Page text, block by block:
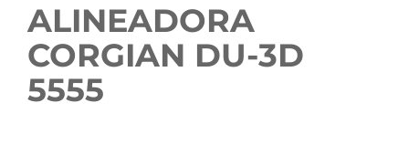
ALINEADORA
CORGIAN DU-3D
5555